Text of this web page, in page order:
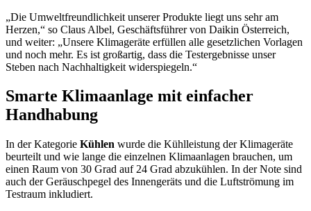
„Die Umweltfreundlichkeit unserer Produkte liegt uns sehr am
Herzen,“ so Claus Albel, Geschäftsführer von Daikin Österreich,
und weiter: „Unsere Klimageräte erfüllen alle gesetzlichen Vorlagen
und noch mehr. Es ist großartig, dass die Testergebnisse unser
Steben nach Nachhaltigkeit widerspiegeln.“
Smarte Klimaanlage mit einfacher
Handhabung
In der Kategorie Kühlen wurde die Kühlleistung der Klimageräte
beurteilt und wie lange die einzelnen Klimaanlagen brauchen, um
einen Raum von 30 Grad auf 24 Grad abzukühlen. In der Note sind
auch der Geräuschpegel des Innengeräts und die Luftströmung im
Testraum inkludiert.